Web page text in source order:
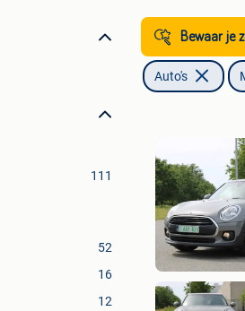
111
52
16
12
Bewaar je
Auto's